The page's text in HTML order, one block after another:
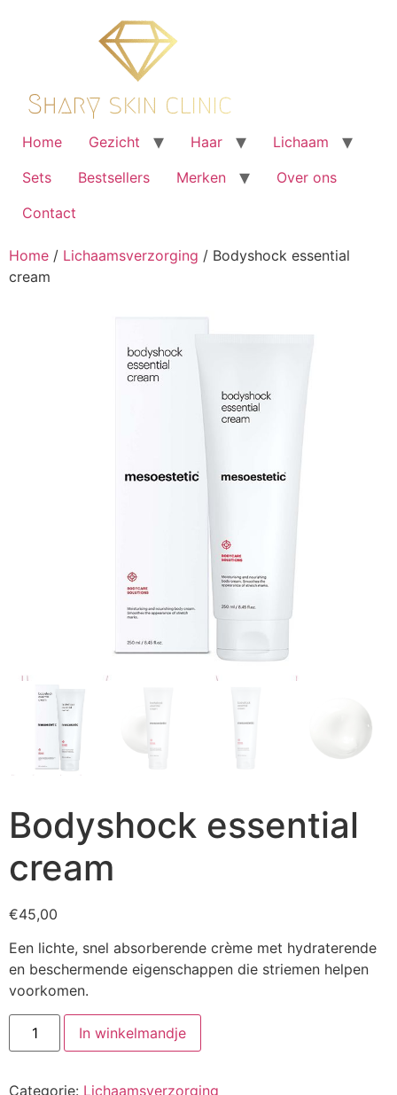
Home Gezicht Haar
Lichaam
Sets
Bestsellers Merken
Over ons
Contact
Home / Lichaamsverzorging / Bodyshock essential
cream
Bodyshock essential
cream
€45,00
Een lichte, snel absorberende crème met hydraterende
en beschermende eigenschappen die striemen helpen
voorkomen.
Bodyshock
essential
cream
In winkelmandje
Categorie: Lichaamsverzorging